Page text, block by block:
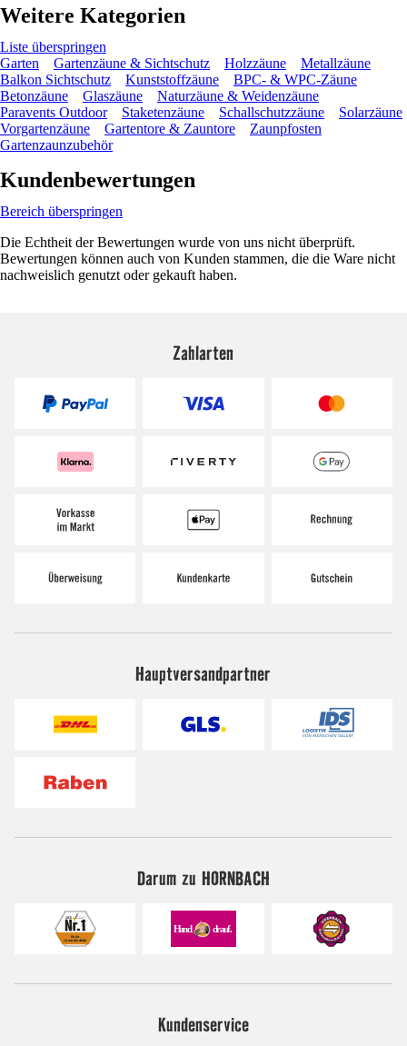
Weitere Kategorien
Liste überspringen
Garten
Gartenzäune & Sichtschutz Holzzäune
Metallzäune
Balkon Sichtschutz
Kunststoffzäune
BPC- & WPC-Zäune
Betonzäune
Glaszäune
Naturzäune & Weidenzäune
Paravents Outdoor
Staketenzäune Schallschutzzäune
Solarzäune
Vorgartenzäune
Gartentore & Zauntore
Zaunpfosten
Gartenzaunzubehör
Kundenbewertungen
Bereich überspringen
Die Echtheit der Bewertungen wurde von uns nicht überprüft.
Bewertungen können auch von Kunden stammen, die die Ware nicht
nachweislich genutzt oder gekauft haben.
Zahlarten
Hauptversandpartner
Darum zu HORNBACH
Kundenservice